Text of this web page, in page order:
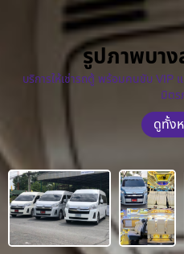
รูปภาพบาง
บริการให้เช่ารถตู้ พร้อมคนขับ VIP
มิตร
ดูทั้ง